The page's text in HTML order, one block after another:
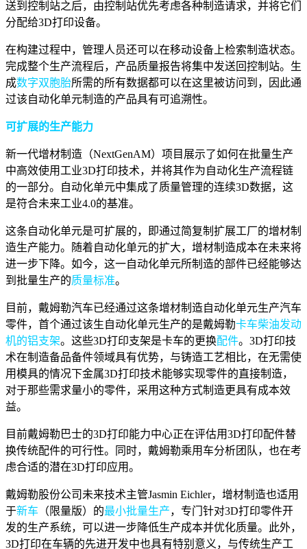
送到控制站之后，由控制站优先考虑各种制造请求，并将它们
分配给3D打印设备。
在构建过程中，管理人员还可以在移动设备上检索制造状态。
完成整个生产流程后，产品质量报告将集中发送回控制站。生
成数字双胞胎所需的所有数据都可以在这里被访问到，因此通
过该自动化单元制造的产品具有可追溯性。
可扩展的生产能力
新一代增材制造（NextGenAM）项目展示了如何在批量生产
中高效使用工业3D打印技术，并将其作为自动化生产流程链
的一部分。自动化单元中集成了质量管理的连续3D数据，这
是符合未来工业4.0的基准。
这条自动化单元是可扩展的，即通过简复制扩展工厂的增材制
造生产能力。随着自动化单元的扩大，增材制造成本在未来将
进一步下降。如今，这一自动化单元所制造的部件已经能够达
到批量生产的质量标准。
目前，戴姆勒汽车已经通过这条增材制造自动化单元生产汽车
零件，首个通过该生自动化单元生产的是戴姆勒卡车柴油发动
机的铝支架。这些3D打印支架是卡车的更换配件。3D打印技
术在制造备品备件领域具有优势，与铸造工艺相比，在无需使
用模具的情况下金属3D打印技术能够实现零件的直接制造，
对于那些需求量小的零件，采用这种方式制造更具有成本效
益。
目前戴姆勒巴士的3D打印能力中心正在评估用3D打印配件替
换传统配件的可行性。同时，戴姆勒乘用车分析团队，也在考
虑合适的潜在3D打印应用。
戴姆勒股份公司未来技术主管Jasmin Eichler，增材制造也适用
于新车 （限量版）的最小批量生产，专门针对3D打印零件开
发的生产系统，可以进一步降低生产成本并优化质量。此外，
3D打印在车辆的先进开发中也具有特别意义，与传统生产工